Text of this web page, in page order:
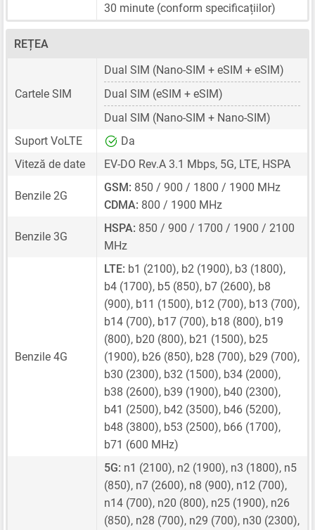
30 minute (conform specificațiilor)
REȚEA
Cartele SIM
Dual SIM (Nano-SIM + eSIM + eSIM)
Dual SIM (eSIM + eSIM)
Dual SIM (Nano-SIM + Nano-SIM)
Suport VoLTE
Da
Viteză de date
EV-DO Rev.A 3.1 Mbps, 5G, LTE, HSPA
Benzile 2G
GSM: 850 / 900 / 1800 / 1900 MHz
CDMA: 800 / 1900 MHz
Benzile 3G
HSPA: 850 / 900 / 1700 / 1900 / 2100
MHz
Benzile 4G
LTE: b1 (2100), b2 (1900), b3 (1800),
b4 (1700), b5 (850), b7 (2600), b8
(900), b11 (1500), b12 (700), b13 (700),
b14 (700), b17 (700), b18 (800), b19
(800), b20 (800), b21 (1500), b25
(1900), b26 (850), b28 (700), b29 (700),
b30 (2300), b32 (1500), b34 (2000),
b38 (2600), b39 (1900), b40 (2300),
b41 (2500), b42 (3500), b46 (5200),
b48 (3800), b53 (2500), b66 (1700),
b71 (600 MHz)
5G: n1 (2100), n2 (1900), n3 (1800), n5
(850), n7 (2600), n8 (900), n12 (700),
n14 (700), n20 (800), n25 (1900), n26
(850), n28 (700), n29 (700), n30 (2300),